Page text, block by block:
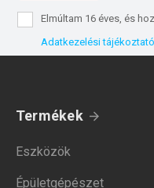
Elmúltam 16 éves, és
Adatkezelési tájékoztató
Termékek
Eszközök
Épületgépészet